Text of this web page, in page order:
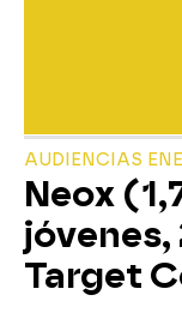
AUDIENCIAS
Neox
jóvenes,
Target